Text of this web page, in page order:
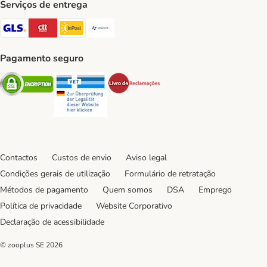
Serviços de entrega
GLS Shipping Method
CTTExpress Shipping Method
InPost Shipping Method
Pagamento seguro
Security Security
Contactos Custos de envio
Aviso legal
Condições gerais de utilização
Formulário de retratação
Métodos de pagamento
Quem somos DSA
Emprego
Política de privacidade
Website Corporativo
Declaração de acessibilidade
© zooplus SE 2026